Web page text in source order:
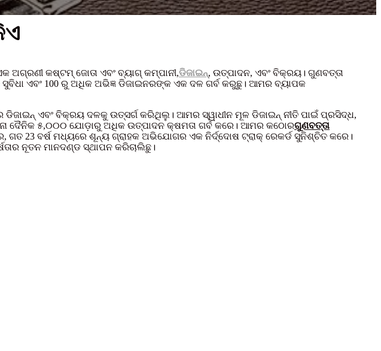
ଅଗ୍ରଣୀ କଷ୍ଟମ୍ ଜୋତା ଏବଂ ବ୍ୟାଗ୍ କମ୍ପାନୀ,ଡିଜାଇନ୍, ଉତ୍ପାଦନ, ଏବଂ ବିକ୍ରୟ। ଗୁଣବତ୍ତା
ଏବଂ 100 ରୁ ଅଧିକ ଅଭିଜ୍ଞ ଡିଜାଇନରଙ୍କ ଏକ ଦଳ ଗର୍ବ କରୁଛୁ। ଆମର ବ୍ୟାପକ
ଏବଂ ବିକ୍ରୟ ଦଳକୁ ଉତ୍ସର୍ଗ କରିଥିଲୁ। ଆମର ସ୍ୱାଧୀନ ମୂଳ ଡିଜାଇନ୍ ନୀତି ପାଇଁ ପ୍ରସିଦ୍ଧ,
ଦୈନିକ ୫,୦୦୦ ଯୋଡ଼ାରୁ ଅଧିକ ଉତ୍ପାଦନ କ୍ଷମତା ଗର୍ବ କରେ। ଆମର କଠୋରଗୁଣବତ୍ତା
23 ବର୍ଷ ମଧ୍ୟରେ ଶୂନ୍ୟ ଗ୍ରାହକ ଅଭିଯୋଗର ଏକ ନିର୍ଦ୍ଦୋଷ ଟ୍ରାକ୍ ରେକର୍ଡ ସୁନିଶ୍ଚିତ କରେ।
ନୂତନ ମାନଦଣ୍ଡ ସ୍ଥାପନ କରିଚାଲିଛୁ।